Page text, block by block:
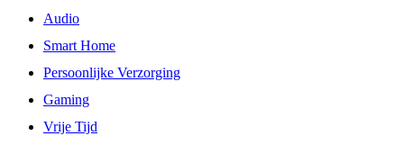
Audio
Smart Home
Persoonlijke Verzorging
Gaming
Vrije Tijd